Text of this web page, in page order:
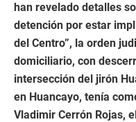
han revelado detalles
detención por estar
del Centro”, la orden
domiciliario, con
intersección del jirón
en Huancayo, tenía
Vladimir Cerrón Rojas,